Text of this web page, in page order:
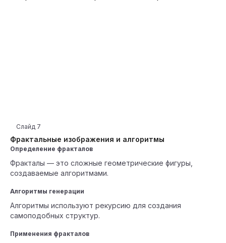
Фрактальные изображения и алгоритмы
Слайд 7
Определение фракталов
Фракталы — это сложные геометрические фигуры,
создаваемые алгоритмами.
Алгоритмы генерации
Алгоритмы используют рекурсию для создания
самоподобных структур.
Применения фракталов